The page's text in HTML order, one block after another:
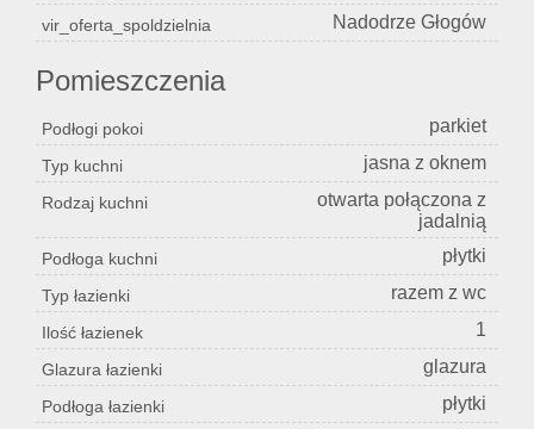
vir_oferta_spoldzielnia Nadodrze Głogów
Pomieszczenia
Podłogi pokoi parkiet
Typ kuchni jasna z oknem
Rodzaj kuchni
otwarta połączona z
jadalnią
Podłoga kuchni płytki
Typ łazienki razem z wc
Ilość łazienek 1
Glazura łazienki glazura
Podłoga łazienki płytki